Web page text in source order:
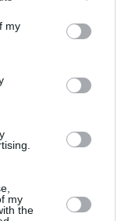
my
my
the
/ ΜΟΥΣΙΚΑ ΝΕΑ
2025:
στο